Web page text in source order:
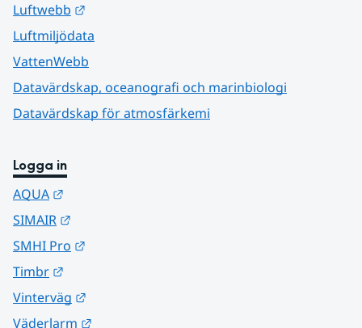
Luftwebb
Luftmiljödata
VattenWebb
Datavärdskap, oceanografi och marinbiologi
Datavärdskap för atmosfärkemi
Logga in
AQUA
SIMAIR
SMHI Pro
Timbr
Vinterväg
Väderlarm